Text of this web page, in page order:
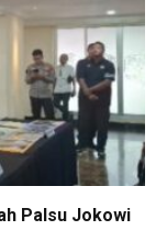
Palsu Jokowi